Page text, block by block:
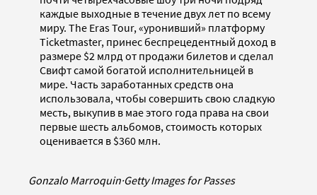
каждые выходные в течение двух лет по всему
миру. The Eras Tour, «уронивший» платформу
Ticketmaster, принес беспрецедентный доход в
размере $2 млрд от продажи билетов и сделал
Свифт самой богатой исполнительницей в
мире. Часть заработанных средств она
использовала, чтобы совершить свою сладкую
месть, выкупив в мае этого года права на свои
первые шесть альбомов, стоимость которых
оценивается в $360 млн.
Gonzalo Marroquin·Getty Images for Passes